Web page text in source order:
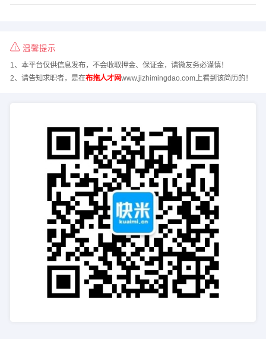
温馨提示
1、本平台仅供信息发布，不会收取押金、保证金，请微友务必谨慎！
2、请告知求职者，是在布拖人才网www.jizhimingdao.com上看到该简历的！